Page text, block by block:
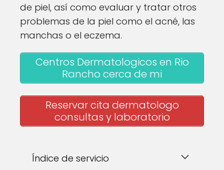
de piel, así como evaluar y tratar otros
problemas de la piel como el acné, las
manchas o el eczema.
Centros Dermatologicos en Rio
Rancho cerca de mi
Reservar cita dermatologo
consultas y laboratorio
Índice de servicio